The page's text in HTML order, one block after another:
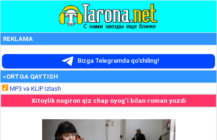
REKLAMA
Bizga Telegramda qo'shiling!
«ORTGA QAYTISH
MP3 va KLIP Izlash
Xitoylik nogiron qiz chap oyog‘i bilan roman yozdi